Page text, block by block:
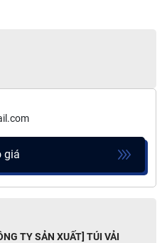
giá
TY SẢN XUẤT] TÚI VẢI